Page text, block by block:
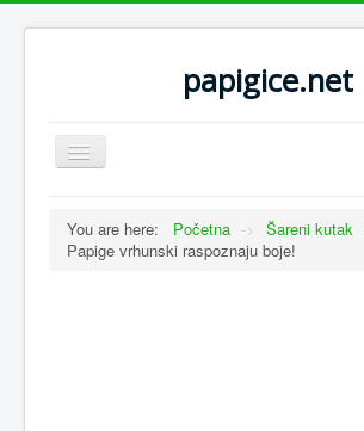
papigice.net
Toggle
Navigation
You are here: Početna -> Šareni kutak
Papige vrhunski raspoznaju boje!